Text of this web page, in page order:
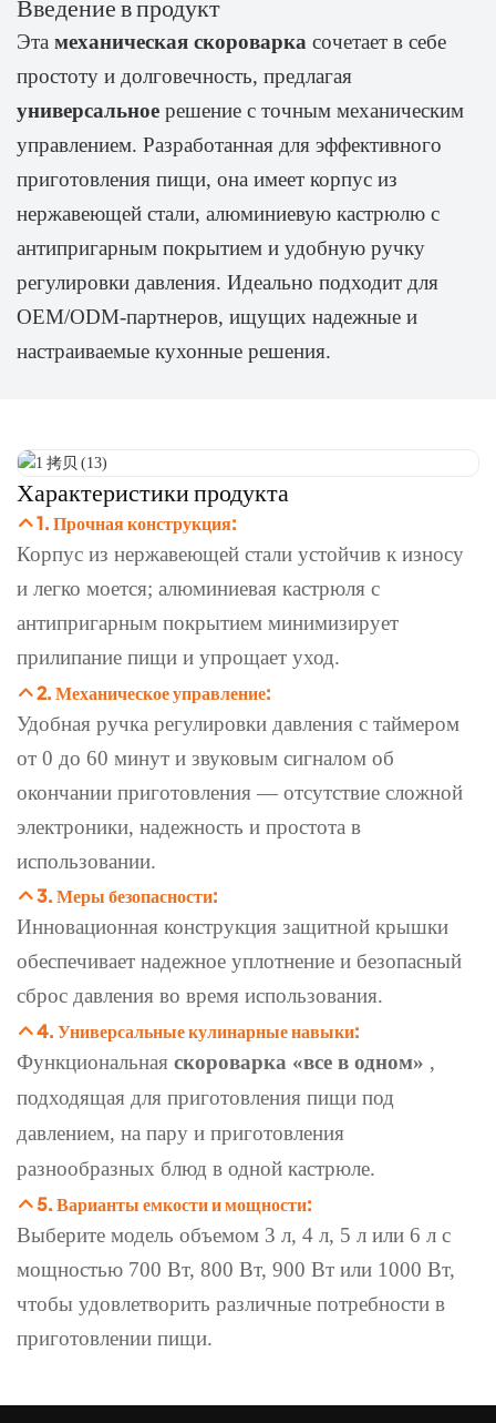
Эта механическая скороварка сочетает в себе
простоту и долговечность, предлагая
универсальное решение с точным механическим
управлением. Разработанная для эффективного
приготовления пищи, она имеет корпус из
нержавеющей стали, алюминиевую кастрюлю с
антипригарным покрытием и удобную ручку
регулировки давления. Идеально подходит для
OEM/ODM-партнеров, ищущих надежные и
настраиваемые кухонные решения.
Характеристики продукта
1. Прочная конструкция:
Корпус из нержавеющей стали устойчив к износу
и легко моется; алюминиевая кастрюля с
антипригарным покрытием минимизирует
прилипание пищи и упрощает уход.
2. Механическое управление:
Удобная ручка регулировки давления с таймером
от 0 до 60 минут и звуковым сигналом об
окончании приготовления — отсутствие сложной
электроники, надежность и простота в
использовании.
3. Меры безопасности:
Инновационная конструкция защитной крышки
обеспечивает надежное уплотнение и безопасный
сброс давления во время использования.
4. Универсальные кулинарные навыки:
Функциональная скороварка «все в одном» ,
подходящая для приготовления пищи под
давлением, на пару и приготовления
разнообразных блюд в одной кастрюле.
5. Варианты емкости и мощности:
Выберите модель объемом 3 л, 4 л, 5 л или 6 л с
мощностью 700 Вт, 800 Вт, 900 Вт или 1000 Вт,
чтобы удовлетворить различные потребности в
приготовлении пищи.